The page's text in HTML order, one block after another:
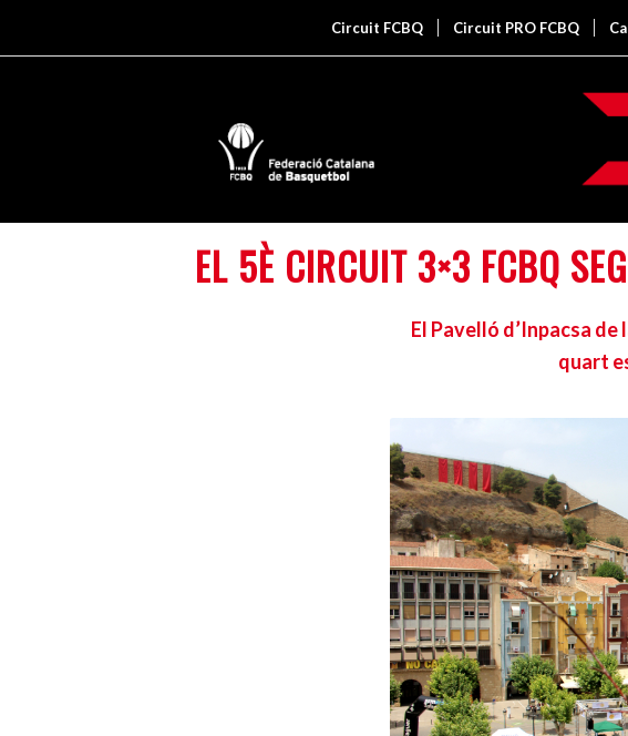
Circuit FCBQ Circuit PRO FCBQ
EL 5È CIRCUIT 3×3 FCBQ
El Pavelló d’Inpacsa
quart